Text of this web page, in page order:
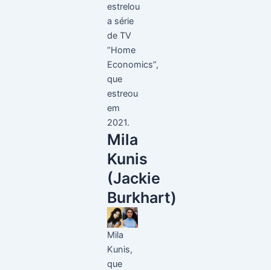
estrelou
a série
de TV
“Home
Economics”,
que
estreou
em
2021.
Mila
Kunis
(Jackie
Burkhart)
Mila
Kunis,
que